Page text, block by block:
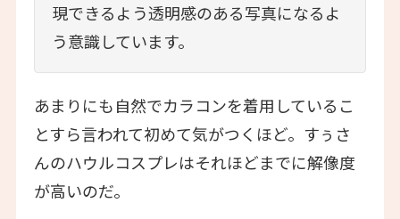
現できるよう透明感のある写真になるよ
う意識しています。
あまりにも自然でカラコンを着用しているこ
とすら言われて初めて気がつくほど。すぅさ
んのハウルコスプレはそれほどまでに解像度
が高いのだ。